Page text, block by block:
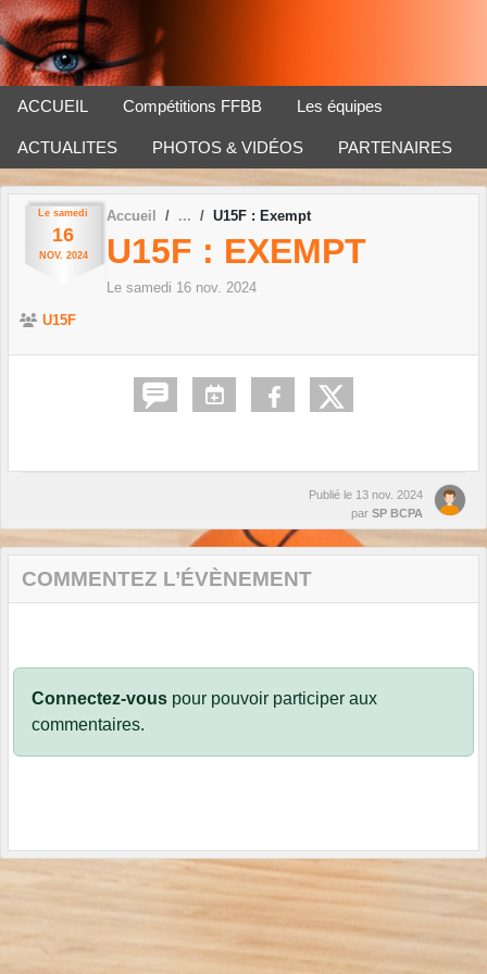
ACCUEIL Compétitions FFBB Les équipes
ACTUALITES PHOTOS & VIDÉOS PARTENAIRES
Le samedi
16
NOV. 2024
Accueil U15F : Exempt
U15F : EXEMPT
Le samedi 16 nov. 2024
U15F
Publié le 13 nov. 2024
par SP BCPA
COMMENTEZ L’ÉVÈNEMENT
Connectez-vous pour pouvoir participer aux
commentaires.
Panneau de gestion des cookies